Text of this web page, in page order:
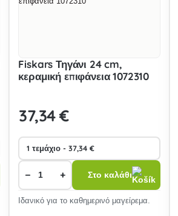
Fiskars Τηγάνι 24 cm,
κεραμική επιφάνεια 1072310
37,34 €
− + Στο καλάθι
Ιδανικό για το καθημερινό μαγείρεμα.